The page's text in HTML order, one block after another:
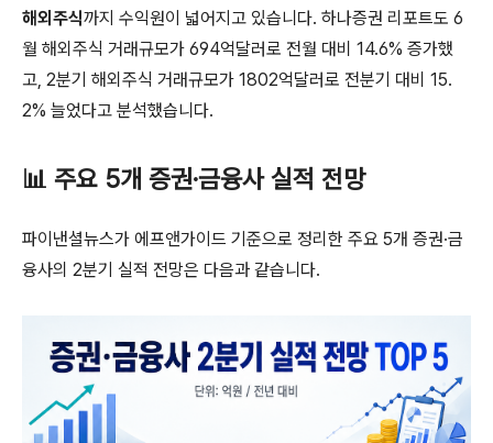
해외주식까지 수익원이 넓어지고 있습니다. 하나증권 리포트도 6
월 해외주식 거래규모가 694억달러로 전월 대비 14.6% 증가했
고, 2분기 해외주식 거래규모가 1802억달러로 전분기 대비 15.
2% 늘었다고 분석했습니다.
📊 주요 5개 증권·금융사 실적 전망
파이낸셜뉴스가 에프앤가이드 기준으로 정리한 주요 5개 증권·금
융사의 2분기 실적 전망은 다음과 같습니다.